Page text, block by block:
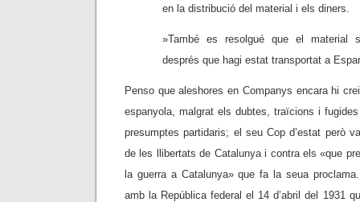
en la distribució del material i els diners.
»També es resolgué que el material
després que hagi estat transportat a
Penso que aleshores en Companys encara hi
espanyola, malgrat els dubtes, traïcions i
presumptes partidaris; el seu Cop d’estat però
de les llibertats de Catalunya i contra els «que
la guerra a Catalunya» que fa la seua
amb la República federal el 14 d’abril del 1931